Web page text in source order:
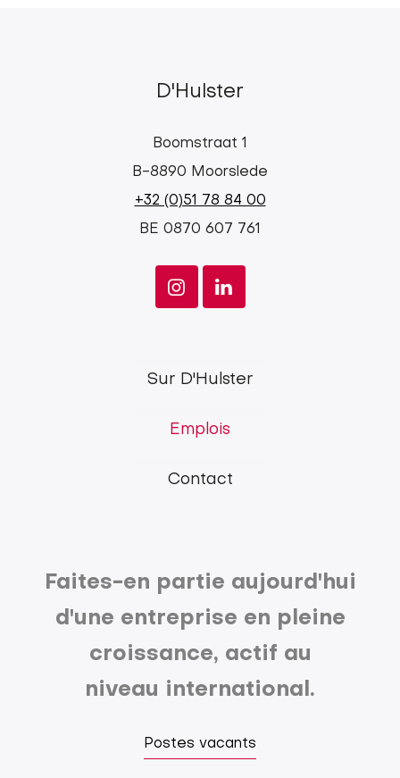
D'Hulster
Boomstraat 1
B-8890 Moorslede
+32 (0)51 78 84 00
BE 0870 607 761
d'Hulster
menu
Sur D'Hulster
Emplois
Contact
Faites-en partie aujourd'hui
d'une entreprise en pleine
croissance, actif au
niveau international.
Postes vacants